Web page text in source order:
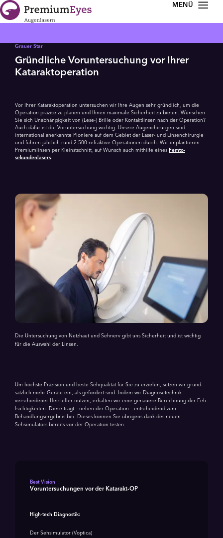
Zur Navigation springen
Zum Inhalt springen
Grauer Star
Gründliche Voruntersuchung vor Ihrer
Kataraktoperation
Vor Ihrer Kataraktoperation untersuchen wir Ihre Augen sehr gründlich, um die
Operation präzise zu planen und Ihnen maximale Sicherheit zu bieten. Wünschen
Sie sich Unabhängigkeit von (Lese-) Brille oder Kontaktlinsen nach der Operation?
Auch dafür ist die Voruntersuchung wichtig. Unsere Augen­chirurgen sind
international anerkannte Pioniere auf dem Gebiet der Laser- und Linsenchirurgie
und führen jährlich rund 2.500 refraktive Operationen durch. Wir implantieren
Premiumlinsen per Kleinstschnitt, auf Wunsch auch mithilfe eines Femto­
sekundenlasers.
Die Untersuchung von Netzhaut und Sehnerv gibt uns Sicherheit und ist wichtig
für die Auswahl der Linsen.
Um höchste Präzision und beste Seh­qualität für Sie zu erzielen, setzen wir grund­
sätzlich mehr Geräte ein, als gefordert sind. Indem wir Diagnose­technik
verschiedener Hersteller nutzen, erhalten wir eine genauere Be­rech­nung der Feh­
lsichtig­keiten. Diese trägt – neben der Operation – entscheidend zum
Behandlungsergebnis bei. Dieses können Sie übrigens dank des neuen
Sehsimulators bereits vor der Operation testen.
Best Vision
Voruntersuchungen vor der Katarakt-OP
High-tech Diagnostik:
Der Sehsimulator (Voptica)